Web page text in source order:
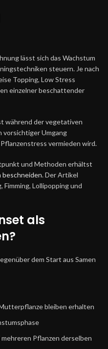
lässt sich das Wachstum
steuern. Je nach
Topping, Low Stress
einzelner beschattender
während der vegetativen
vorsichtiger Umgang
vermieden wird.
und Methoden erhältst
beschneiden. Der Artikel
Lollipopping und
als
dem Start aus Samen
bleiben erhalten
Pflanzen derselben